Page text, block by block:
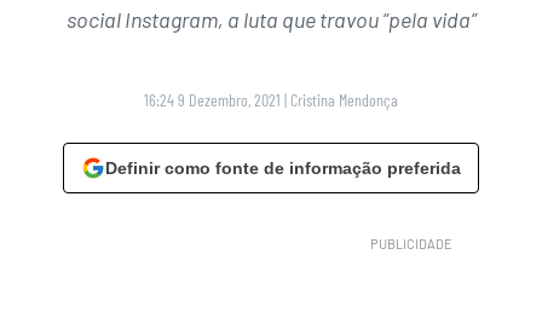
social Instagram, a luta que travou “pela vida”
16:24 9 Dezembro, 2021 | Cristina Mendonça
Definir como fonte de informação preferida